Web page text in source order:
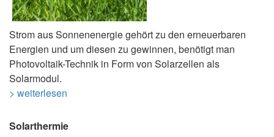
Strom aus Sonnenenergie gehört zu den erneuerbaren
Energien und um diesen zu gewinnen, benötigt man
Photovoltaik-Technik in Form von Solarzellen als
Solarmodul.
> weiterlesen
Solarthermie